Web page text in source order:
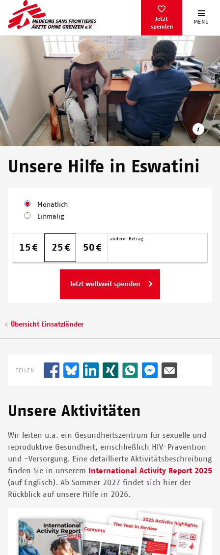
zum
Inhalt
Jetzt
spenden
MENÜ
wir vollumfängliche Angebote zu sexueller und reproduktiver
Gesundheit.
© JOANNE LILLIE/MSF
Unsere Hilfe in Eswatini
Monatlich
Einmalig
Spendenbetrag
Spende
wird
am
Donation amount monthly
15 25 50
anderer Betrag
Pfadnavigation
Übersicht Einsatzländer
TEILEN
Unsere Aktivitäten
Wir leiten u.a. ein Gesundheitszentrum für sexuelle und
reproduktive Gesundheit, einschließlich HIV-Prävention
und -Versorgung. Eine detaillierte Aktivitätsbeschreibung
finden Sie in unserem
International Activity Report 2025
(auf Englisch). Ab Sommer 2027 findet sich hier der
Rückblick auf unsere Hilfe in 2026.